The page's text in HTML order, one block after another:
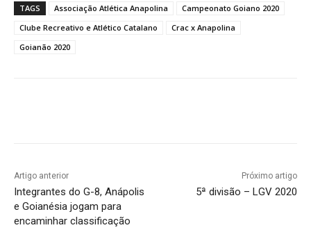
TAGS Associação Atlética Anapolina
Campeonato Goiano 2020
Clube Recreativo e Atlético Catalano
Crac x Anapolina
Goianão 2020
Artigo anterior
Integrantes do G-8, Anápolis
e Goianésia jogam para
encaminhar classificação
Próximo artigo
5ª divisão – LGV 2020